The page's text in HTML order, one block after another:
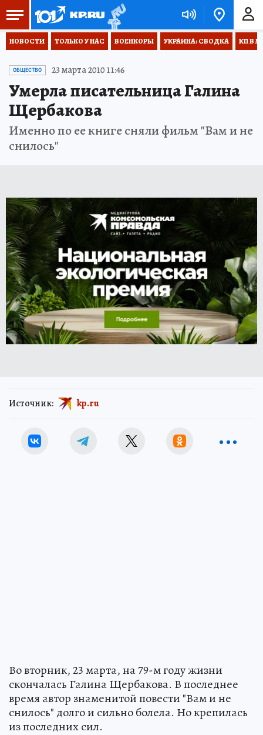
НОВОСТИ ТОЛЬКО У НАС ВОЕНКОРЫ УКРАИНА: СВОДКА КП В
ОБЩЕСТВО 23 марта 2010 11:46
Умерла писательница Галина
Щербакова
Именно по ее книге сняли фильм "Вам и не
снилось"
Источник: kp.ru
Во вторник, 23 марта, на 79-м году жизни
скончалась Галина Щербакова. В последнее
время автор знаменитой повести "Вам и не
снилось" долго и сильно болела. Но крепилась
из последних сил.